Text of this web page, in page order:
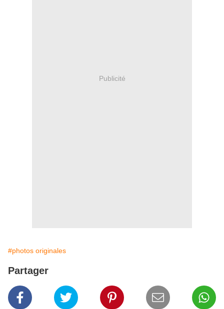
Publicité
#photos originales
Partager